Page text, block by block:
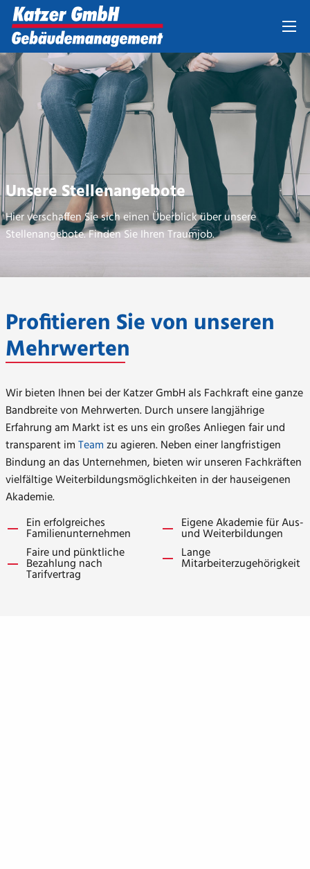
Unsere Stellenangebote
Hier verschaffen Sie sich einen Überblick über unsere
Stellenangebote. Finden Sie Ihren Traumjob.
Profitieren Sie von unseren
Mehrwerten
Wir bieten Ihnen bei der Katzer GmbH als Fachkraft eine ganze
Bandbreite von Mehrwerten. Durch unsere langjährige
Erfahrung am Markt ist es uns ein großes Anliegen fair und
transparent im Team zu agieren. Neben einer langfristigen
Bindung an das Unternehmen, bieten wir unseren Fachkräften
vielfältige Weiterbildungsmöglichkeiten in der hauseigenen
Akademie.
Ein erfolgreiches
Familienunternehmen
Faire und pünktliche
Bezahlung nach
Tarifvertrag
Eigene Akademie für Aus-
und Weiterbildungen
Lange
Mitarbeiterzugehörigkeit